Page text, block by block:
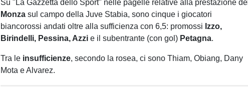
Su "La Gazzetta dello Sport" nelle pagelle relative alla prestazione del
Monza sul campo della Juve Stabia, sono cinque i giocatori
biancorossi andati oltre alla sufficienza con 6,5: promossi Izzo,
Birindelli, Pessina, Azzi e il subentrante (con gol) Petagna.
Tra le insufficienze, secondo la rosea, ci sono Thiam, Obiang, Dany
Mota e Alvarez.